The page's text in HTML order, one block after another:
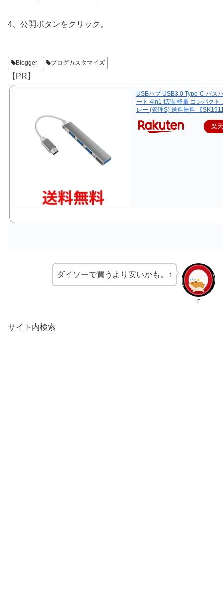
4、公開ボタンをクリック。
Blogger ブログカスタマイズ
【PR】
USBハブ USB3.0 Type-C バス
ート 4in1 拡張 軽量 コンパクト
レー (管理S) 送料無料 【
楽
F
ダイソーで買うより安いかも。↑
サイト内検索